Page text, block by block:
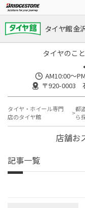
タイヤ館 金
タイヤのこ
AM10:00～
〒920-0003
タイヤ・ホイール専門
店のタイヤ館
都
ら
店舗お
記事一覧